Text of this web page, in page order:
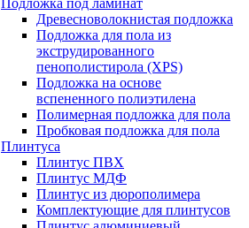
Подложка под ламинат
Древесноволокнистая подложка
Подложка для пола из
экструдированного
пенополистирола (XPS)
Подложка на основе
вспененного полиэтилена
Полимерная подложка для пола
Пробковая подложка для пола
Плинтуса
Плинтус ПВХ
Плинтус МДФ
Плинтус из дюрополимера
Комплектующие для плинтусов